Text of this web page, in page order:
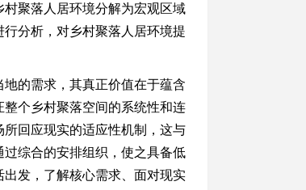
聚落人居环境分解为宏观区域
分析，对乡村聚落人居环境提
的需求，其真正价值在于蕴含
个乡村聚落空间的系统性和连
回应现实的适应性机制，这与
综合的安排组织，使之具备低
发，了解核心需求、面对现实